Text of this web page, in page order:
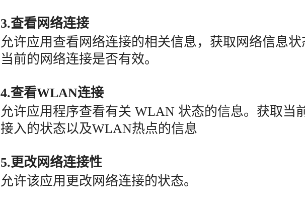
3.查看网络连接
允许应用查看网络连接的相关信息，获取网络信息状
当前的网络连接是否有效。
4.查看WLAN连接
允许应用程序查看有关 WLAN 状态的信息。获取当
接入的状态以及WLAN热点的信息
5.更改网络连接性
允许该应用更改网络连接的状态。